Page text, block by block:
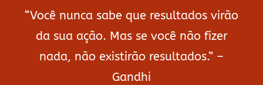
“Você nunca sabe que resultados virão
da sua ação. Mas se você não fizer
nada, não existirão resultados.” –
Gandhi